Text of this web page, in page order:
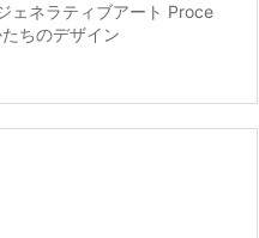
ェネラティブアート Proce
ちのデザイン